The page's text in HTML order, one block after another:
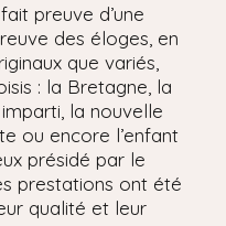
preuve d’une
des éloges, en
que variés,
: la Bretagne, la
la nouvelle
ou encore l’enfant
présidé par le
prestations ont été
qualité et leur